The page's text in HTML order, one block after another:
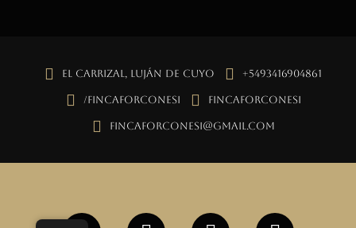
El Carrizal, Luján de Cuyo +5493416904861
/fincaforconesi fincaforconesi
fincaforconesi@gmail.com